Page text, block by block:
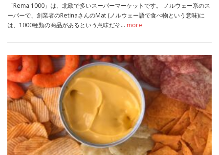
ABOUT US- サイトについて
「Rema 1000」は、北欧で多いスーパーマーケットです。 ノルウェー系のス
ーパーで、創業者のRetinaさんのMat (ノルウェー語で食べ物という意味)に
は、1000種類の商品があるという意味だそ… more